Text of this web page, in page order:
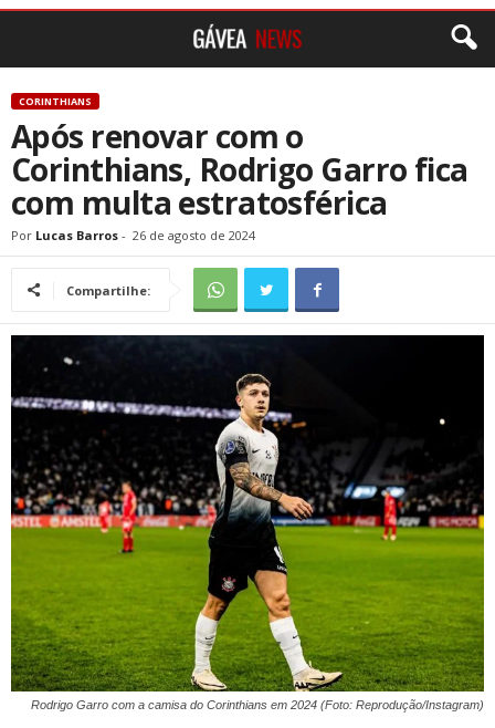
CORINTHIANS
Após renovar com o
Corinthians, Rodrigo Garro fica
com multa estratosférica
Por Lucas Barros - 26 de agosto de 2024
Compartilhe:
Rodrigo Garro com a camisa do Corinthians em 2024 (Foto: Reprodução/Instagram)